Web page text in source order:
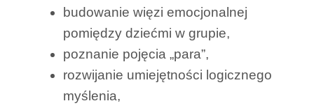
budowanie więzi emocjonalnej
pomiędzy dziećmi w grupie,
poznanie pojęcia „para”,
rozwijanie umiejętności logicznego
myślenia,